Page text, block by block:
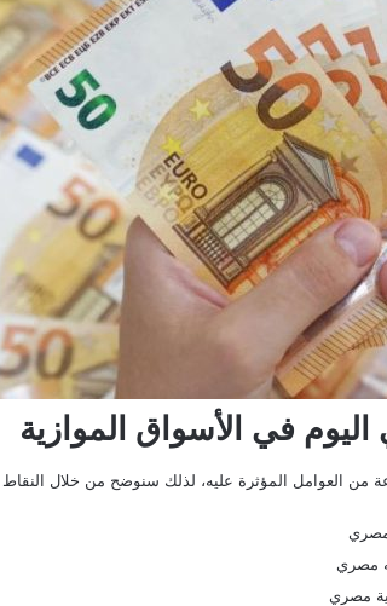
في الأسواق الموازية
من العوامل المؤثرة عليه، لذلك سنوضح من خلال